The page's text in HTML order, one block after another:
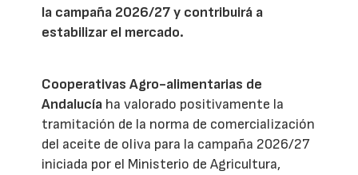
la campaña 2026/27 y contribuirá a
estabilizar el mercado.
Cooperativas Agro-alimentarias de
Andalucía ha valorado positivamente la
tramitación de la norma de comercialización
del aceite de oliva para la campaña 2026/27
iniciada por el Ministerio de Agricultura,